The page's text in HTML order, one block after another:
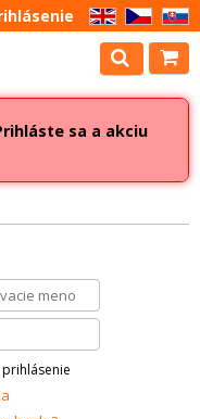
EN CZ SK
sa a akciu